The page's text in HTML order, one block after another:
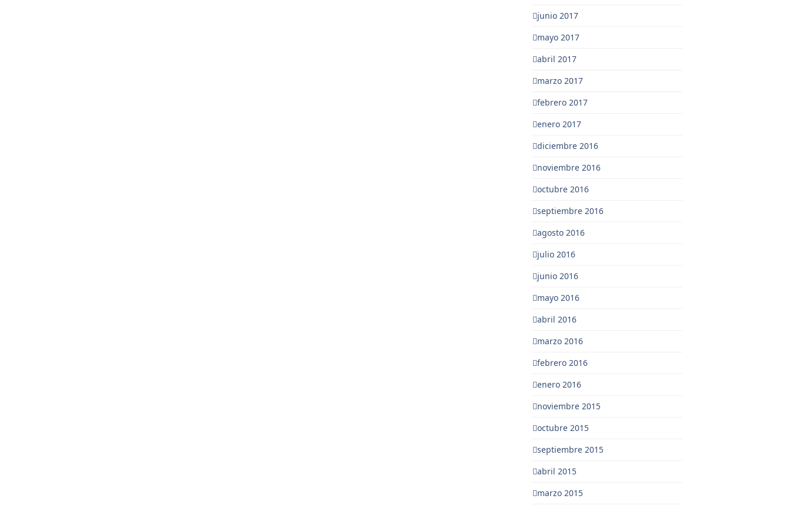
junio 2017
mayo 2017
abril 2017
marzo 2017
febrero 2017
enero 2017
diciembre 2016
noviembre 2016
octubre 2016
septiembre 2016
agosto 2016
julio 2016
junio 2016
mayo 2016
abril 2016
marzo 2016
febrero 2016
enero 2016
noviembre 2015
octubre 2015
septiembre 2015
abril 2015
marzo 2015